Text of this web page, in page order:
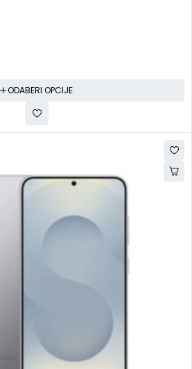
ODABERI OPCIJE